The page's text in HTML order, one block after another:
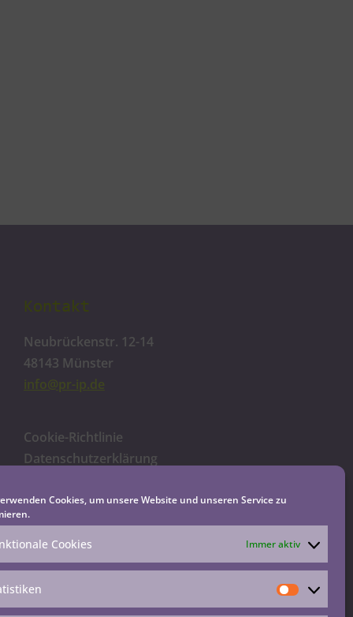
Cookies, um unsere Website und unseren Service zu
Cookies Immer aktiv
Kontakt
Neubrückenstr. 12-14
48143 Münster
info@pr-ip.de
Cookie-Richtlinie
Datenschutzerklärung
Haftungsausschluss